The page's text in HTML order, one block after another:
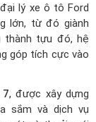
lý xe ô tô Ford
lớn, từ đó giành
thành tựu đó, hệ
góp tích cực vào
7, được xây dựng
sắm và dịch vụ